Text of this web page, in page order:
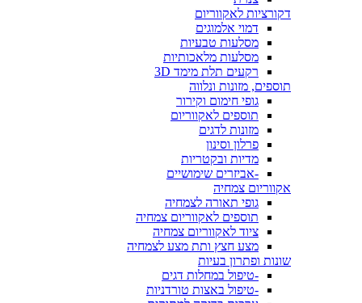
דקורציות לאקווריום
דמוי אלמוגים
מסלעות טבעיות
מסלעות מלאכותיות
רקעים תלת מימד 3D
תוספים, מזונות ונלווה
גופי חימום וקירור
תוספים לאקווריום
מזונות לדגים
פרלון וסינון
מדיות ובקטריות
-אביזרים שימושיים
אקווריום צמחיה
גופי תאורה לצמחיה
תוספים לאקווריום צמחיה
ציוד לאקווריום צמחיה
מצע חצץ ותת מצע לצמחיה
שונות ופתרון בעיות
-טיפול במחלות דגים
-טיפול באצות טורדניות